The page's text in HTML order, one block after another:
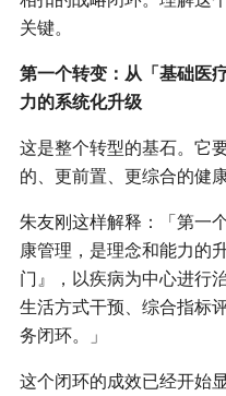
关键。
第一个转变：从「基础
力的系统化升级
这是整个转型的基石。它
的、更前置、更综合的健
朱友刚这样解释：「第一
康管理，是理念和能力的
门』，以疾病为中心进行
生活方式干预、综合指标
务闭环。」
这个闭环的成效已经开始